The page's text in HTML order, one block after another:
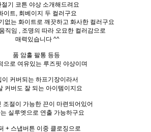
절기 코튼 야상 소개해드려요
이트, 회베이지 두 컬러구요
없는 화이트로 깨끗하고 화사한 컬러구요
직임 , 조명의 따라 오묘한 컬러감으로
매력있습니다 ^^
품 암홀 팔통 등등
으로 여유있는 루즈핏 야상이며
이 커버되는 하프기장이라서
커버도 잘 되는 아이템이지요
조절이 가능한 끈이 마련되어있어
실루엣으로 연출 가능하구요
+ 스냅버튼 이중 클로징으로